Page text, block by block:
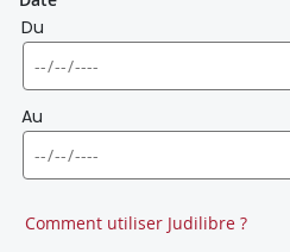
Du
Au
Comment utiliser Judilibre ?